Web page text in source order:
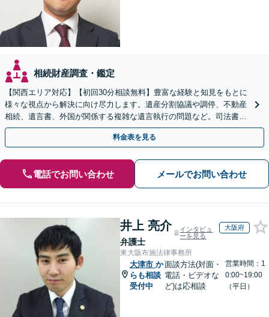
相続財産調査・鑑定
【関西エリア対応】【初回30分相談無料】豊富な経験と知見をもとに
様々な視点から解決に向け尽力します。遺産分割協議や調停、不動産
相続、遺言書、外国が関係する複雑な遺言執行の問題など。司法書士
や税理士とも連携し、円滑な解決を【オンライン面談可】
料金表を見る
電話でお問い合わせ メールでお問い合わせ
井上 亮介
弁護士
インタビュ
ーを見る
大阪府
東大阪布施法律事務所
大津市 か
らも相談
受付中
面談方法(対面・
電話・ビデオな
ど)は応相談
営業時間：1
0:00~19:00
（平日）